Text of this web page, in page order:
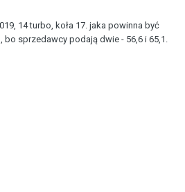
14 turbo, koła 17. jaka powinna być
sprzedawcy podają dwie - 56,6 i 65,1.